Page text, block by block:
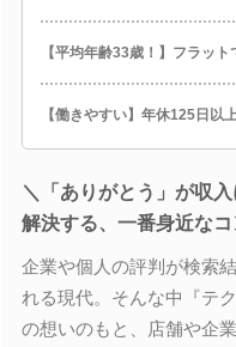
【平均年齢33歳！】フラッ
【働きやすい】年休125日以
＼「ありがとう」が収
解決する、一番身近なコ
企業や個人の評判が検索
れる現代。そんな中『テ
の想いのもと、店舗や企